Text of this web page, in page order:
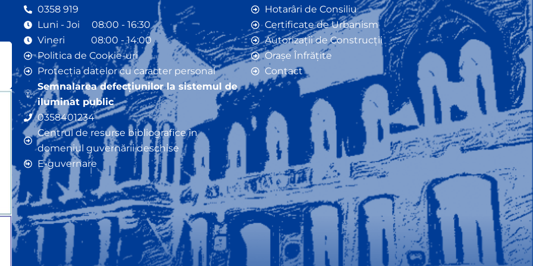
0358 919
Luni - Joi 08:00 - 16:30
Vineri 08:00 - 14:00
Politica de Cookie-uri
Protecția datelor cu caracter personal
Semnalarea defecțiunilor la sistemul de
iluminat public
0358401234
Centrul de resurse bibliografice în
domeniul guvernării deschise
E-guvernare
Hotarâri de Consiliu
Certificate de Urbanism
Autorizații de Construcții
Orașe Înfrățite
Contact